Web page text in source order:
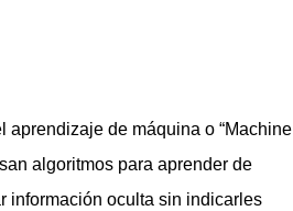
de máquina o “Machine
algoritmos para aprender de
información oculta sin indicarles